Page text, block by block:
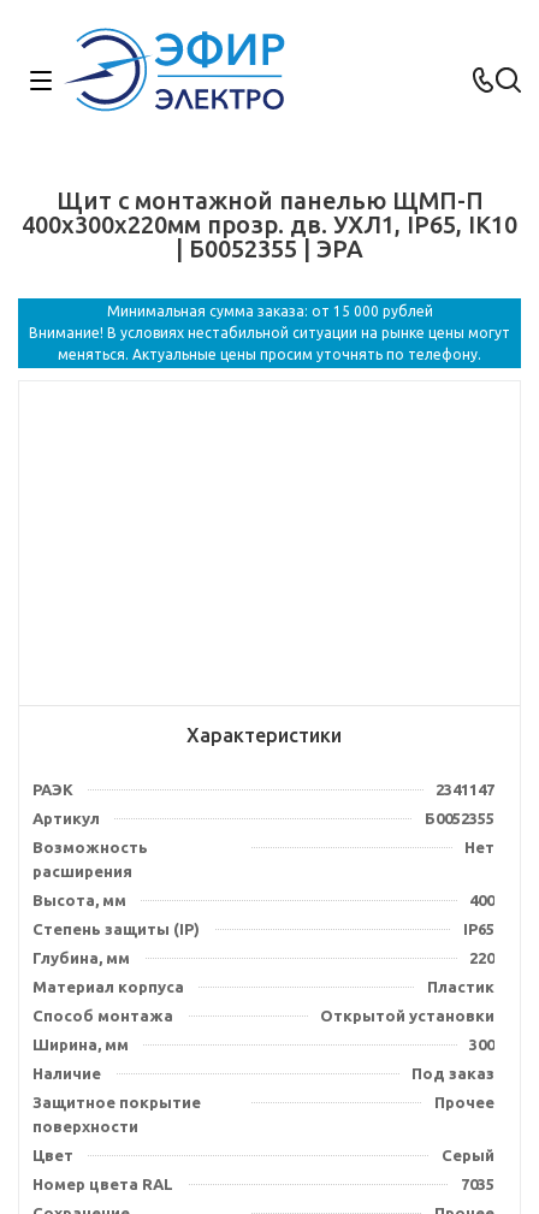
Щит с монтажной панелью ЩМП-П
400х300х220мм прозр. дв. УХЛ1, IP65, IK10
| Б0052355 | ЭРА
Минимальная сумма заказа: от 15 000 рублей
Внимание! В условиях нестабильной ситуации на рынке цены могут
меняться. Актуальные цены просим уточнять по телефону.
Характеристики
РАЭК
2341147
Артикул
Б0052355
Возможность
расширения
Нет
Высота, мм
400
Степень защиты (IP)
IP65
Глубина, мм
220
Материал корпуса
Пластик
Способ монтажа
Открытой установки
Ширина, мм
300
Наличие
Под заказ
Защитное покрытие
поверхности
Прочее
Цвет
Серый
Номер цвета RAL
7035